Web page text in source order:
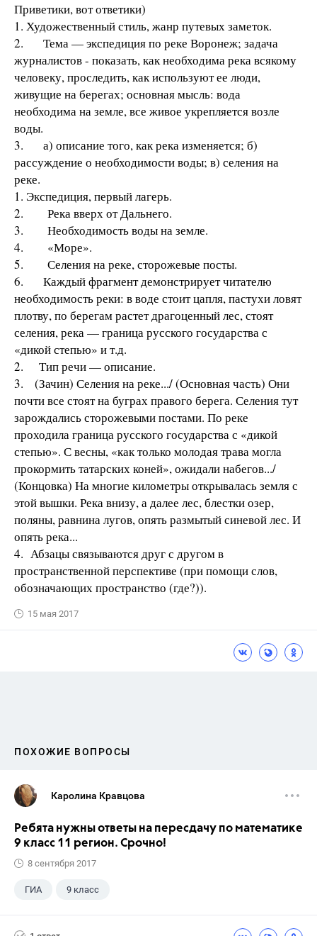
Приветики, вот ответики)
1. Художественный стиль, жанр путевых заметок.
2. Тема — экспедиция по реке Воронеж; задача
журналистов - показать, как необходима река всякому
человеку, проследить, как используют ее люди,
живущие на берегах; основная мысль: вода
необходима на земле, все живое укрепляется возле
воды.
3. а) описание того, как река изменяется; б)
рассуждение о необходимости воды; в) селения на
реке.
1. Экспедиция, первый лагерь.
2. Река вверх от Дальнего.
3. Необходимость воды на земле.
4. «Море».
5. Селения на реке, сторожевые посты.
6. Каждый фрагмент демонстрирует читателю
необходимость реки: в воде стоит цапля, пастухи ловят
плотву, по берегам растет драгоценный лес, стоят
селения, река — граница русского государства с
«дикой степью» и т.д.
2. Тип речи — описание.
3. (Зачин) Селения на реке.../ (Основная часть) Они
почти все стоят на буграх правого берега. Селения тут
зарождались сторожевыми постами. По реке
проходила граница русского государства с «дикой
степью». С весны, «как только молодая трава могла
прокормить татарских коней», ожидали набегов.../
(Концовка) На многие километры открывалась земля с
этой вышки. Река внизу, а далее лес, блестки озер,
поляны, равнина лугов, опять размытый синевой лес. И
опять река...
4. Абзацы связываются друг с другом в
пространственной перспективе (при помощи слов,
обозначающих пространство (где?)).
15 мая 2017
ПОХОЖИЕ ВОПРОСЫ
Каролина Кравцова
Ребята нужны ответы на пересдачу по математике
9 класс 11 регион. Срочно!
8 сентября 2017
ГИА 9 класс